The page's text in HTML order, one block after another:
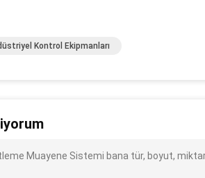
Kontrol Ekipmanları
Muayene Sistemi bana tür, boyut,